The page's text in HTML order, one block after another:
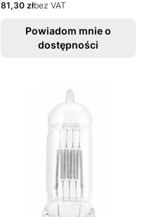
Cena
81,30 złbez VAT
Powiadom mnie o
dostępności